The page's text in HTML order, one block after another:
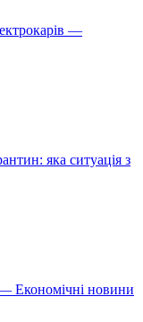
—
яка ситуація з
— Економічні новини